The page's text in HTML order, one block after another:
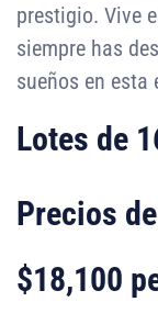
prestigio. Vive
siempre has
sueños en
Lotes de
Precios
$18,100